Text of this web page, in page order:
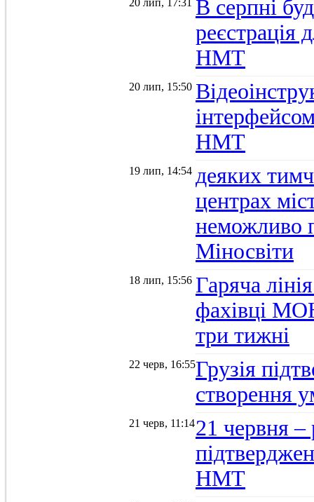
20 лип, 17:31
В серпні
реєстрація
НМТ
20 лип, 15:50
НМТ
19 лип, 14:54 деяких
центрах
неможливо
Міносвіти
18 лип, 15:56 Гаряча
фахівці
три тижні
22 черв, 16:55Грузія
створення
21 черв, 11:1421 червня –
НМТ